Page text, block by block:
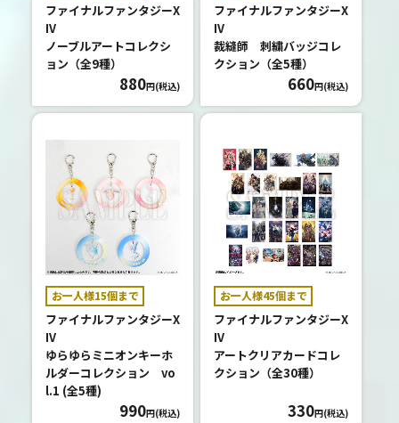
ファイナルファンタジーX
IV
ノーブルアートコレクシ
ョン（全9種）
880円(税込)
ファイナルファンタジーX
IV
裁縫師 刺繍バッジコレ
クション（全5種）
660円(税込)
お一人様15個まで
ファイナルファンタジーX
IV
ゆらゆらミニオンキーホ
ルダーコレクション vo
l.1 (全5種)
990円(税込)
お一人様45個まで
ファイナルファンタジーX
IV
アートクリアカードコレ
クション（全30種）
330円(税込)